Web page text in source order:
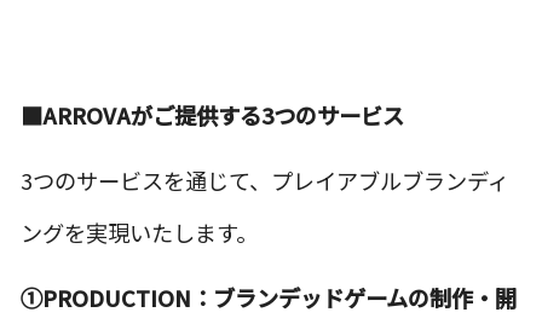
■ARROVAがご提供する3つのサービス
3つのサービスを通じて、プレイアブルブランディ
ングを実現いたします。
①PRODUCTION：ブランデッドゲームの制作・開